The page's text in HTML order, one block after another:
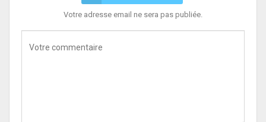
Votre adresse email ne sera pas publiée.